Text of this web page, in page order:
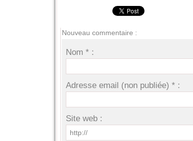
Nouveau commentaire :
Nom * :
Adresse email (non publiée) * :
Site web :